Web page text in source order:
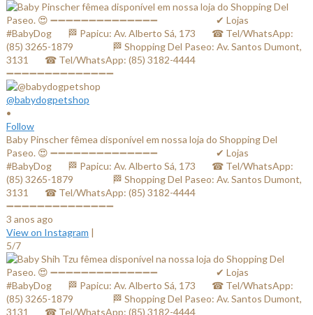
@babydogpetshop
•
Follow
Baby Pinscher fêmea disponível em nossa loja do Shopping Del
Paseo. 😍 ➖➖➖➖➖➖➖➖➖➖➖➖➖➖ ⠀⠀⠀⠀⠀⠀⠀⠀✔ Lojas
#BabyDog⠀⠀ 🏁 Papicu: Av. Alberto Sá, 173⠀⠀ ☎ Tel/WhatsApp:
(85) 3265-1879⠀⠀ ⠀⠀⠀ 🏁 Shopping Del Paseo: Av. Santos Dumont,
3131⠀⠀ ☎ Tel/WhatsApp: (85) 3182-4444⠀⠀⠀⠀ ⠀⠀⠀⠀⠀
➖➖➖➖➖➖➖➖➖➖➖➖➖➖
3 anos ago
View on Instagram |
5/7